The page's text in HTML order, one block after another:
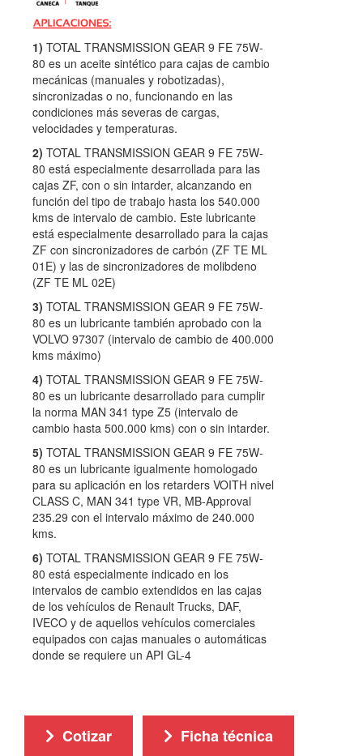
1) TOTAL TRANSMISSION GEAR 9 FE 75W-
80 es un aceite sintético para cajas de cambio
mecánicas (manuales y robotizadas),
sincronizadas o no, funcionando en las
condiciones más severas de cargas,
velocidades y temperaturas.
2) TOTAL TRANSMISSION GEAR 9 FE 75W-
80 está especialmente desarrollada para las
cajas ZF, con o sin intarder, alcanzando en
función del tipo de trabajo hasta los 540.000
kms de intervalo de cambio. Este lubricante
está especialmente desarrollado para la cajas
ZF con sincronizadores de carbón (ZF TE ML
01E) y las de sincronizadores de molibdeno
(ZF TE ML 02E)
3) TOTAL TRANSMISSION GEAR 9 FE 75W-
80 es un lubricante también aprobado con la
VOLVO 97307 (intervalo de cambio de 400.000
kms máximo)
4) TOTAL TRANSMISSION GEAR 9 FE 75W-
80 es un lubricante desarrollado para cumplir
la norma MAN 341 type Z5 (intervalo de
cambio hasta 500.000 kms) con o sin intarder.
5) TOTAL TRANSMISSION GEAR 9 FE 75W-
80 es un lubricante igualmente homologado
para su aplicación en los retarders VOITH nivel
CLASS C, MAN 341 type VR, MB-Approval
235.29 con el intervalo máximo de 240.000
kms.
6) TOTAL TRANSMISSION GEAR 9 FE 75W-
80 está especialmente indicado en los
intervalos de cambio extendidos en las cajas
de los vehículos de Renault Trucks, DAF,
IVECO y de aquellos vehículos comerciales
equipados con cajas manuales o automáticas
donde se requiere un API GL-4
Cotizar Ficha técnica